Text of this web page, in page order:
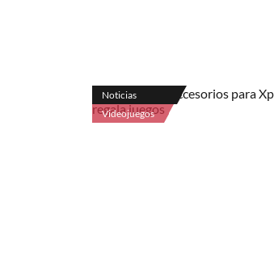
Noticias
Videojuegos